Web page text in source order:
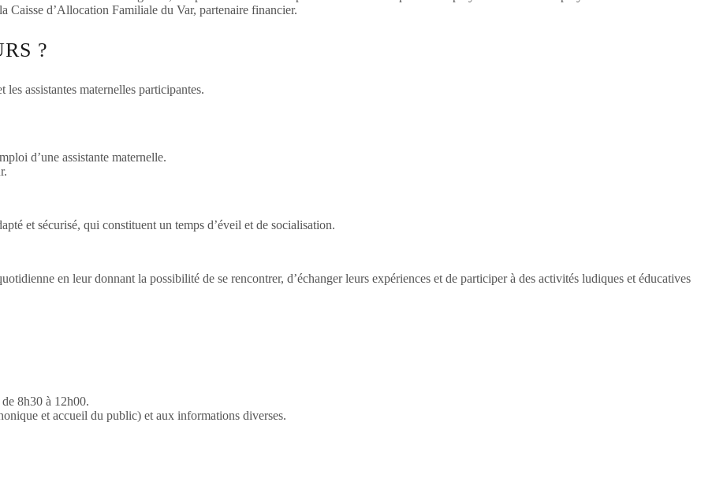
Caisse d’Allocation Familiale du Var, partenaire financier.
?
assistantes maternelles participantes.
d’une assistante maternelle.
et sécurisé, qui constituent un temps d’éveil et de socialisation.
en leur donnant la possibilité de se rencontrer, d’échanger leurs expériences et de participer à des activités ludiques et éducatives
8h30 à 12h00.
et accueil du public) et aux informations diverses.